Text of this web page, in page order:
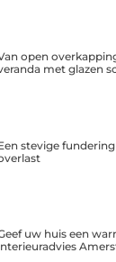
open
met glazen
stevige
uw huis een